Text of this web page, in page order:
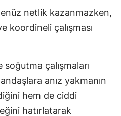
netlik kazanmazken,
koordineli çalışması
soğutma çalışmaları
anız yakmanın
hem de ciddi
hatırlatarak